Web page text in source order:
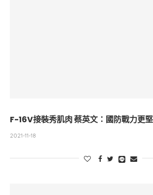
F-16V接裝秀肌肉 蔡英文：國防戰力更
2021-11-18